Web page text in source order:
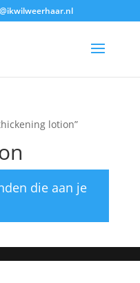
lotion”
die aan je